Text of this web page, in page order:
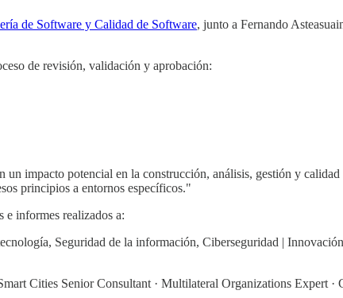
de Software y Calidad de Software, junto a Fernando
de revisión, validación y aprobación:
impacto potencial en la construcción, análisis, gestión y
principios a entornos específicos."
e informes realizados a:
Seguridad de la información, Ciberseguridad |
Cities Senior Consultant · Multilateral Organizations Expert ·